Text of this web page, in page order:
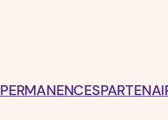
PERMANENCES